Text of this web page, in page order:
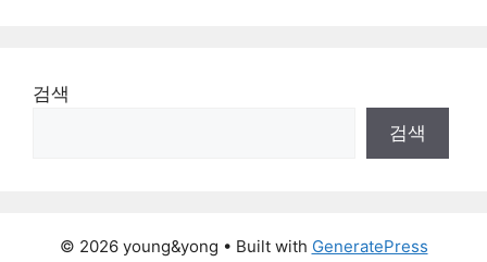
검색
검색
© 2026 young&yong • Built with GeneratePress